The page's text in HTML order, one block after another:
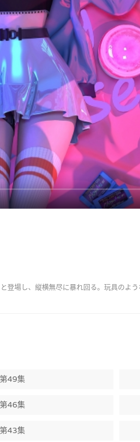
場し、縦横無尽に暴れ回る。玩具のよ
第49集
第46集
第43集